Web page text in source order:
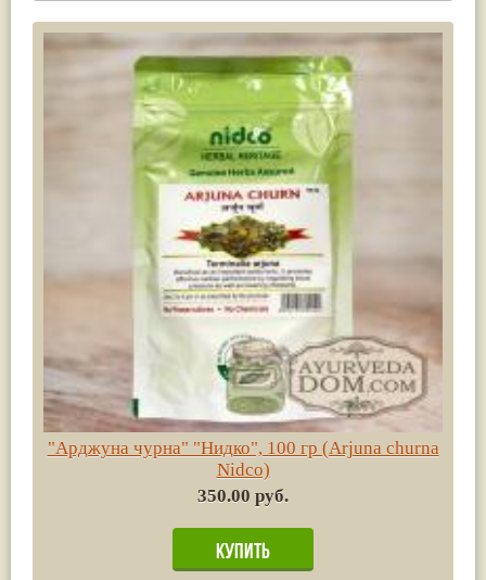
"Арджуна чурна" "Нидко", 100 гр (Arjuna churna
Nidco)
350.00 руб.